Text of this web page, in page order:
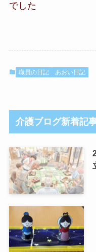
でした
職員の日記 あおい日記
介護ブログ新着記